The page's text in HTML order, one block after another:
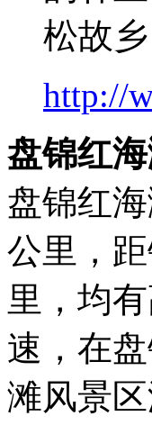
松故
http://
盘锦红
盘锦红
公里，
里，均
速，在
滩风景